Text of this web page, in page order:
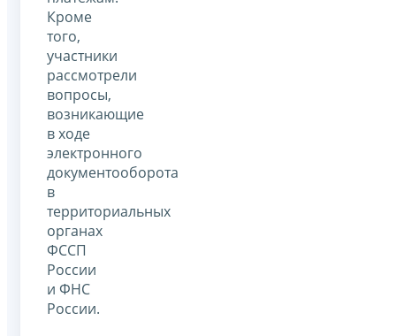
Кроме
того,
участники
рассмотрели
вопросы,
возникающие
в ходе
электронного
документооборота
в
территориальных
органах
ФССП
России
и ФНС
России.